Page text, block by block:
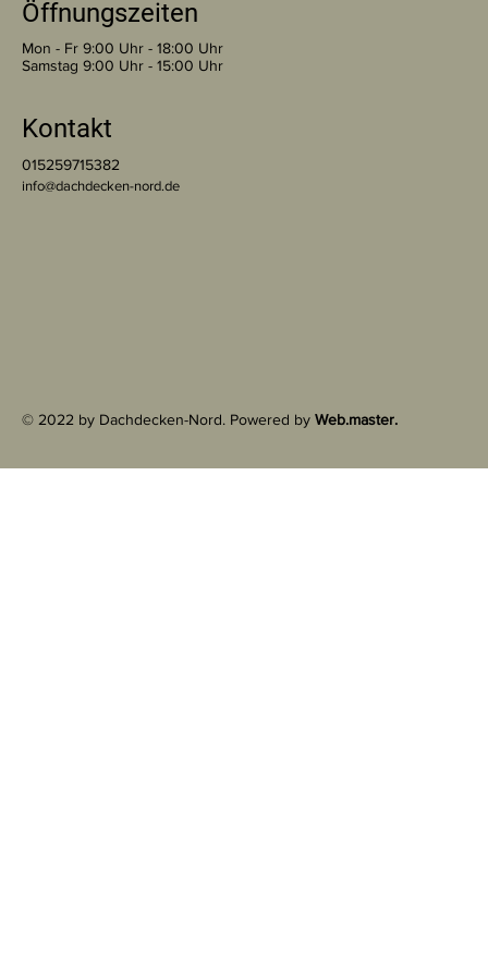
Öffnungszeiten
Mon - Fr 9:00 Uhr - 18:00 Uhr
Samstag 9:00 Uhr - 15:00 Uhr
Kontakt
015259715382
info@dachdecken-nord.de
© 2022 by Dachdecken-Nord. Powered by Web.master.